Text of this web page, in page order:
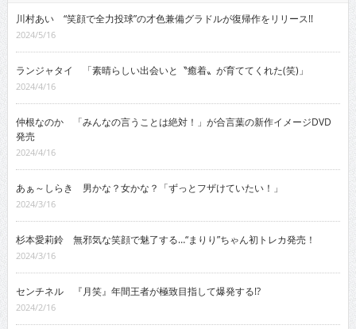
川村あい “笑顔で全力投球”の才色兼備グラドルが復帰作をリリース!!
2024/5/16
ランジャタイ 「素晴らしい出会いと〝癒着〟が育ててくれた(笑)」
2024/4/16
仲根なのか 「みんなの言うことは絶対！」が合言葉の新作イメージDVD
発売
2024/4/16
あぁ～しらき 男かな？女かな？「ずっとフザけていたい！」
2024/3/16
杉本愛莉鈴 無邪気な笑顔で魅了する…“まりり”ちゃん初トレカ発売！
2024/3/16
センチネル 『月笑』年間王者が極致目指して爆発する!?
2024/2/16